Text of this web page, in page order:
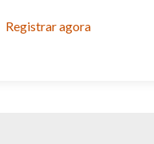
Registrar agora